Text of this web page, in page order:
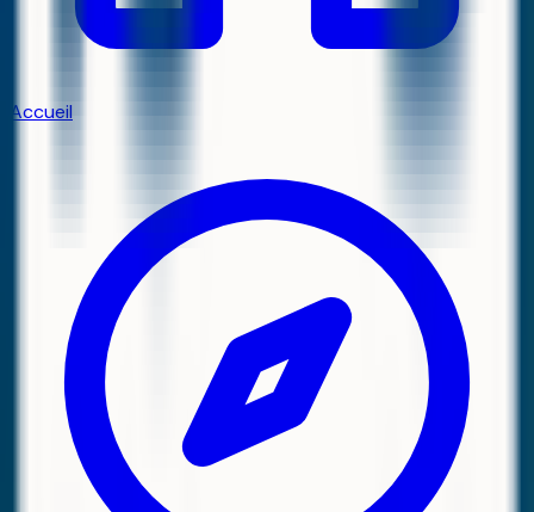
Accueil